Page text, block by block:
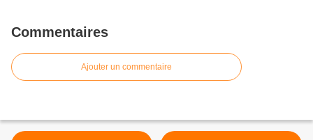
Commentaires
Ajouter un commentaire